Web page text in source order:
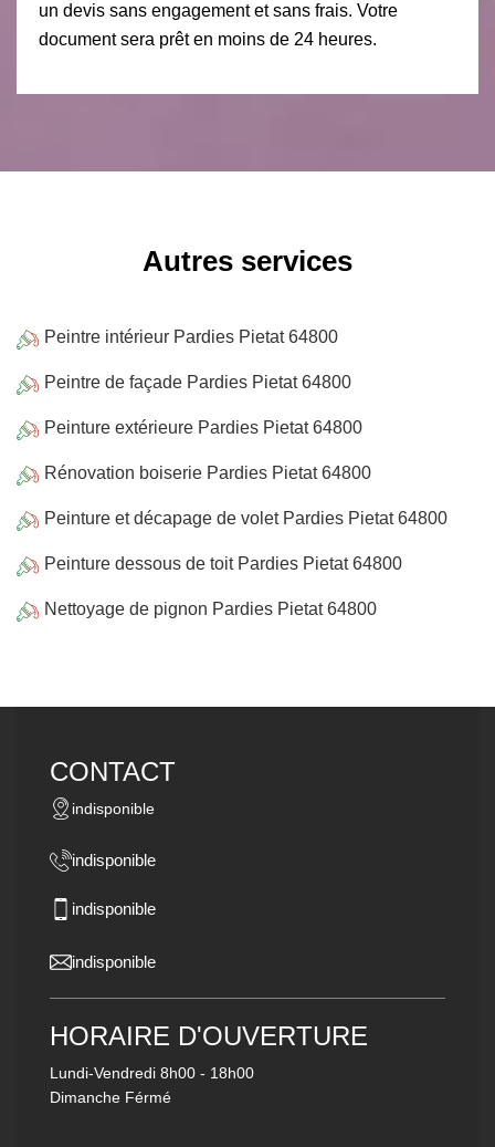
un devis sans engagement et sans frais. Votre
document sera prêt en moins de 24 heures.
Autres services
Peintre intérieur Pardies Pietat 64800
Peintre de façade Pardies Pietat 64800
Peinture extérieure Pardies Pietat 64800
Rénovation boiserie Pardies Pietat 64800
Peinture et décapage de volet Pardies Pietat 64800
Peinture dessous de toit Pardies Pietat 64800
Nettoyage de pignon Pardies Pietat 64800
CONTACT
indisponible
indisponible
indisponible
indisponible
HORAIRE D'OUVERTURE
Lundi-Vendredi 8h00 - 18h00
Dimanche Férmé